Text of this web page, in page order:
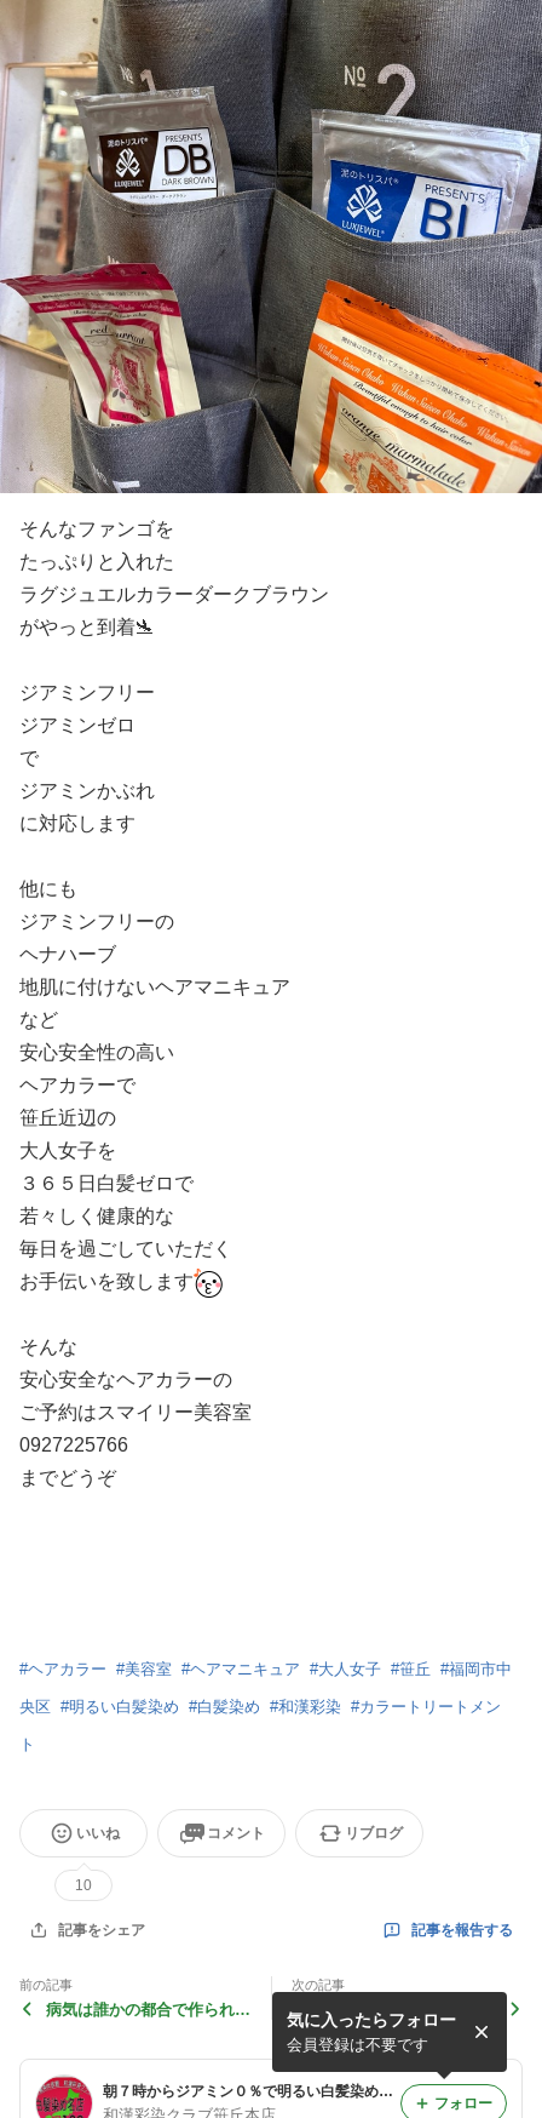
そんなファンゴを
たっぷりと入れた
ラグジュエルカラーダークブラウン
がやっと到着🛬
ジアミンフリー
ジアミンゼロ
で
ジアミンかぶれ
に対応します
他にも
ジアミンフリーの
ヘナハーブ
地肌に付けないヘアマニキュア
など
安心安全性の高い
ヘアカラーで
笹丘近辺の
大人女子を
３６５日白髪ゼロで
若々しく健康的な
毎日を過ごしていただく
お手伝いを致します
そんな
安心安全なヘアカラーの
ご予約はスマイリー美容室
0927225766
までどうぞ
#ヘアカラー #美容室 #ヘアマニキュア #大人女子 #笹丘 #福岡市中
央区 #明るい白髪染め #白髪染め #和漢彩染 #カラートリートメン
ト
いいね
10
コメント リブログ
記事をシェア 記事を報告する
前の記事
病気は誰かの都合で作られ
次の記事
ジアミンゼロの白髪染め
朝７時からジアミン０％で明るい白髪染めができる、福岡市中央区笹丘スマイリー美養院
気に入ったらフォロー
会員登録は不要です
フォロー